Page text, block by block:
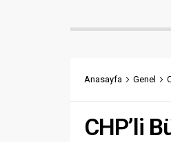
Niyazi Nefi Kara,
başlayan Manavgat
Anasayfa Genel
CHP’li